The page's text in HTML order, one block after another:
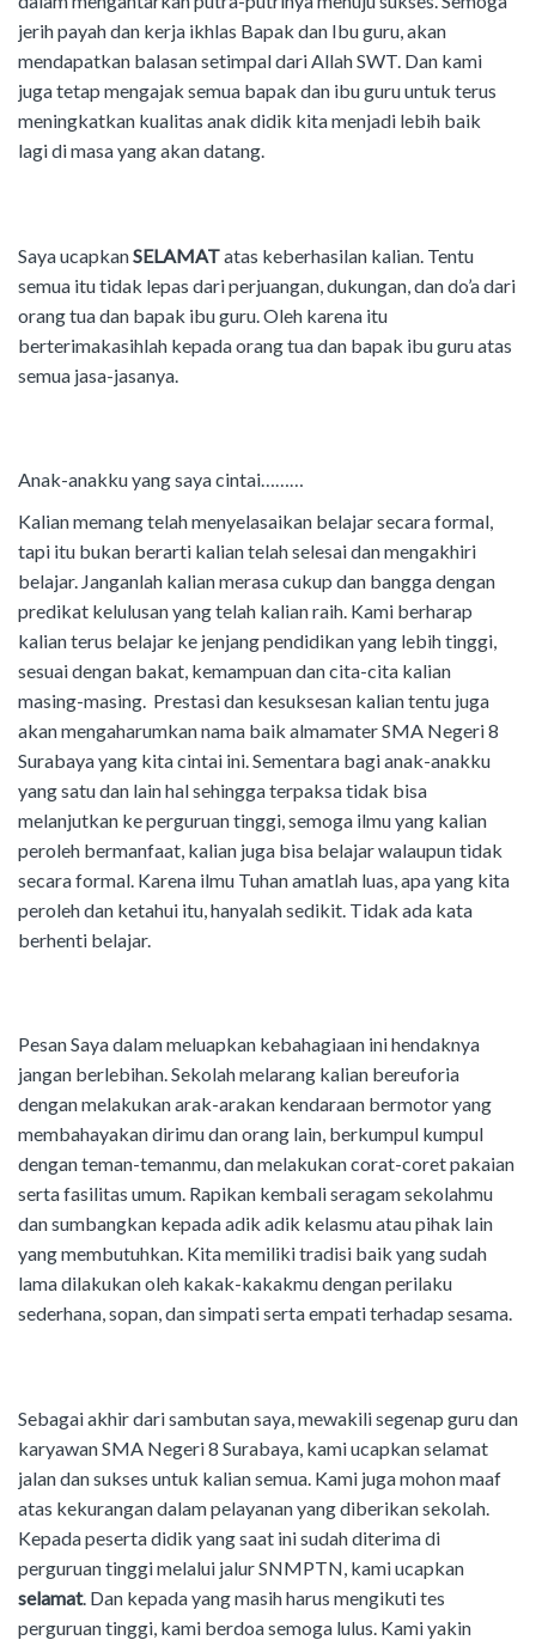
jerih payah dan kerja ikhlas Bapak dan Ibu guru, akan
mendapatkan balasan setimpal dari Allah SWT. Dan kami
juga tetap mengajak semua bapak dan ibu guru untuk terus
meningkatkan kualitas anak didik kita menjadi lebih baik
lagi di masa yang akan datang.
Saya ucapkanSELAMATatas keberhasilan kalian. Tentu
semua itu tidak lepas dari perjuangan, dukungan, dan do’a dari
orang tua dan bapak ibu guru. Oleh karena itu
berterimakasihlah kepada orang tua dan bapak ibu guru atas
semua jasa-jasanya.
Anak-anakku yang saya cintai………
Kalian memang telah menyelasaikan belajar secara formal,
tapi itu bukan berarti kalian telah selesai dan mengakhiri
belajar. Janganlah kalian merasa cukup dan bangga dengan
predikat kelulusan yang telah kalian raih. Kami berharap
kalian terus belajar ke jenjang pendidikan yang lebih tinggi,
sesuai dengan bakat, kemampuan dan cita-cita kalian
masing-masing. Prestasi dan kesuksesan kalian tentu juga
akan mengaharumkan nama baik almamater SMA Negeri 8
Surabaya yang kita cintai ini. Sementara bagi anak-anakku
yang satu dan lain hal sehingga terpaksa tidak bisa
melanjutkan ke perguruan tinggi, semoga ilmu yang kalian
peroleh bermanfaat, kalian juga bisa belajar walaupun tidak
secara formal. Karena ilmu Tuhan amatlah luas, apa yang kita
peroleh dan ketahui itu, hanyalah sedikit. Tidak ada kata
berhenti belajar.
Pesan Saya dalam meluapkan kebahagiaan ini hendaknya
jangan berlebihan. Sekolah melarang kalian bereuforia
dengan melakukan arak-arakan kendaraan bermotor yang
membahayakan dirimu dan orang lain, berkumpul kumpul
dengan teman-temanmu, dan melakukan corat-coret pakaian
serta fasilitas umum. Rapikan kembali seragam sekolahmu
dan sumbangkan kepada adik adik kelasmu atau pihak lain
yang membutuhkan. Kita memiliki tradisi baik yang sudah
lama dilakukan oleh kakak-kakakmu dengan perilaku
sederhana, sopan, dan simpati serta empati terhadap sesama.
Sebagai akhir dari sambutan saya, mewakili segenap guru dan
karyawan SMA Negeri 8 Surabaya, kami ucapkan selamat
jalan dan sukses untuk kalian semua. Kami juga mohon maaf
atas kekurangan dalam pelayanan yang diberikan sekolah.
Kepada peserta didik yang saat ini sudah diterima di
perguruan tinggi melalui jalur SNMPTN, kami ucapkan
selamat. Dan kepada yang masih harus mengikuti tes
perguruan tinggi, kami berdoa semoga lulus. Kami yakin